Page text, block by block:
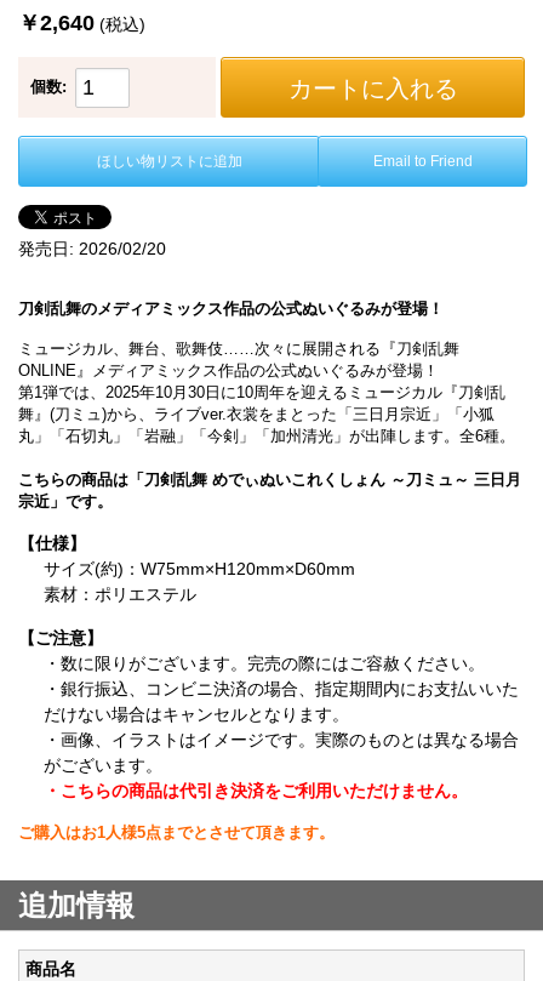
￥2,640 (税込)
個数: カートに入れる
ほしい物リストに追加 Email to Friend
発売日: 2026/02/20
刀剣乱舞のメディアミックス作品の公式ぬいぐるみが登場！
ミュージカル、舞台、歌舞伎……次々に展開される『刀剣乱舞
ONLINE』メディアミックス作品の公式ぬいぐるみが登場！
第1弾では、2025年10月30日に10周年を迎えるミュージカル『刀剣乱
舞』(刀ミュ)から、ライブver.衣裳をまとった「三日月宗近」「小狐
丸」「石切丸」「岩融」「今剣」「加州清光」が出陣します。全6種。
こちらの商品は「刀剣乱舞 めでぃぬいこれくしょん ～刀ミュ～ 三日月
宗近」です。
【仕様】
サイズ(約)：W75mm×H120mm×D60mm
素材：ポリエステル
【ご注意】
・数に限りがございます。完売の際にはご容赦ください。
・銀行振込、コンビニ決済の場合、指定期間内にお支払いいた
だけない場合はキャンセルとなります。
・画像、イラストはイメージです。実際のものとは異なる場合
がございます。
・こちらの商品は代引き決済をご利用いただけません。
ご購入はお1人様5点までとさせて頂きます。
追加情報
商品名